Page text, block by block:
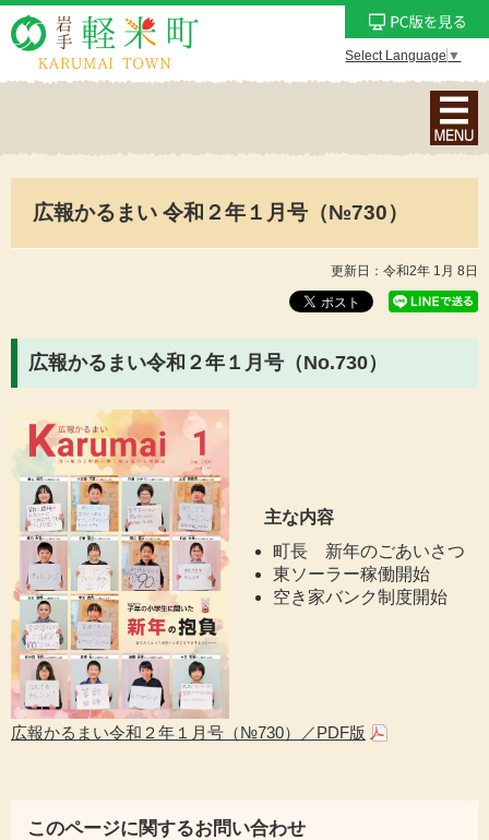
Select Language ▼
ナ
ビ
ン
メ
広報かるまい 令和２年１月号（№730）
更新日：令和2年 1月 8日
広報かるまい令和２年１月号（No.730）
主な内容
町長 新年のごあいさつ
東ソーラー稼働開始
空き家バンク制度開始
広報かるまい令和２年１月号（№730）／PDF版
このページに関するお問い合わせ